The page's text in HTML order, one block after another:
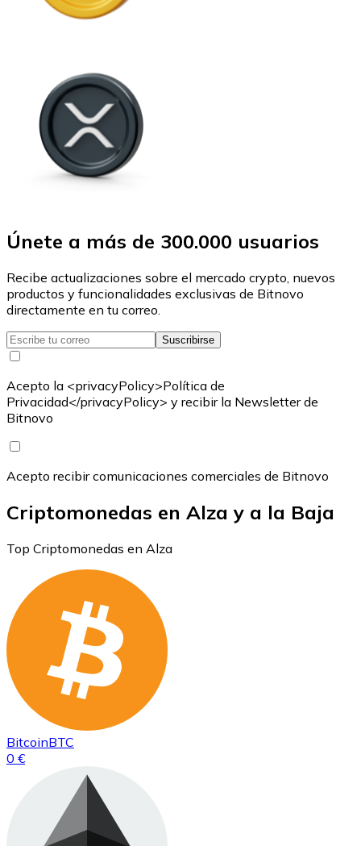
Únete a más de 300.000 usuarios
Recibe actualizaciones sobre el mercado crypto, nuevos
productos y funcionalidades exclusivas de Bitnovo
directamente en tu correo.
Suscribirse
Acepto la <privacyPolicy>Política de
Privacidad</privacyPolicy> y recibir la Newsletter de
Bitnovo
Acepto recibir comunicaciones comerciales de Bitnovo
Criptomonedas en Alza y a la Baja
Top Criptomonedas en Alza
BitcoinBTC
0 €